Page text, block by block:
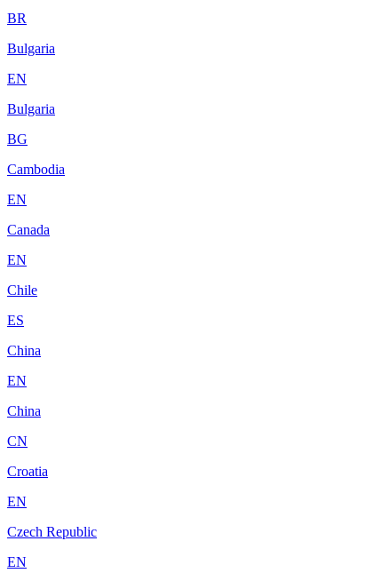
BR
Bulgaria
EN
Bulgaria
BG
Cambodia
EN
Canada
EN
Chile
ES
China
EN
China
CN
Croatia
EN
Czech Republic
EN